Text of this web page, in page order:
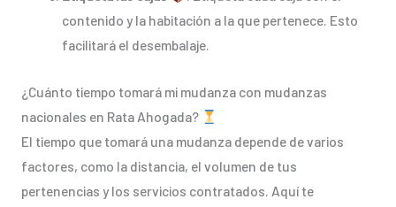
contenido y la habitación a la que pertenece. Esto
facilitará el desembalaje.
¿Cuánto tiempo tomará mi mudanza con mudanzas
nacionales en Rata Ahogada?
El tiempo que tomará una mudanza depende de varios
factores, como la distancia, el volumen de tus
pertenencias y los servicios contratados. Aquí te